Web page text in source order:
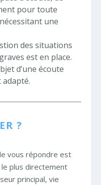
pour toute
une
des situations
est en place.
d’une écoute
?
vous répondre est
plus directement
principal, vie